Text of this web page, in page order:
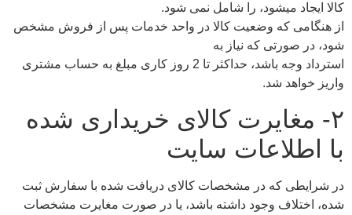
کالا ایجاد می‏شود، را شامل نمی شود.
از هنگامی که وضعیت کالا در واحد خدمات پس از فروش مشخص
شود، در صورتی که نیاز به
استرداد وجه باشد، حداکثر تا 2 روز کاری مبلغ به حساب مشتری
واریز خواهد شد.
۲- مغایرت کالای خریداری شده
با اطلاعات سایت
در شرایطی که در مشخصات کالای دریافت شده با سفارش ثبت
شده، اختلاف وجود داشته باشد، یا در صورت مغایرت مشخصات